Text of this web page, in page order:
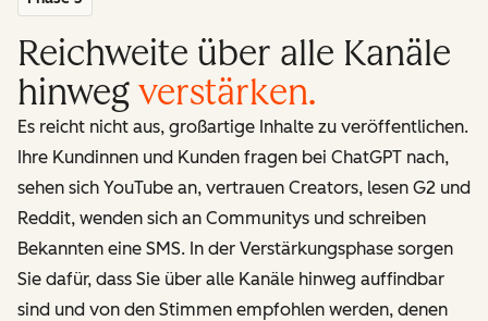
Reichweite über alle Kanäle
hinweg verstärken.
Es reicht nicht aus, großartige Inhalte zu veröffentlichen.
Ihre Kundinnen und Kunden fragen bei ChatGPT nach,
sehen sich YouTube an, vertrauen Creators, lesen G2 und
Reddit, wenden sich an Communitys und schreiben
Bekannten eine SMS. In der Verstärkungsphase sorgen
Sie dafür, dass Sie über alle Kanäle hinweg auffindbar
sind und von den Stimmen empfohlen werden, denen